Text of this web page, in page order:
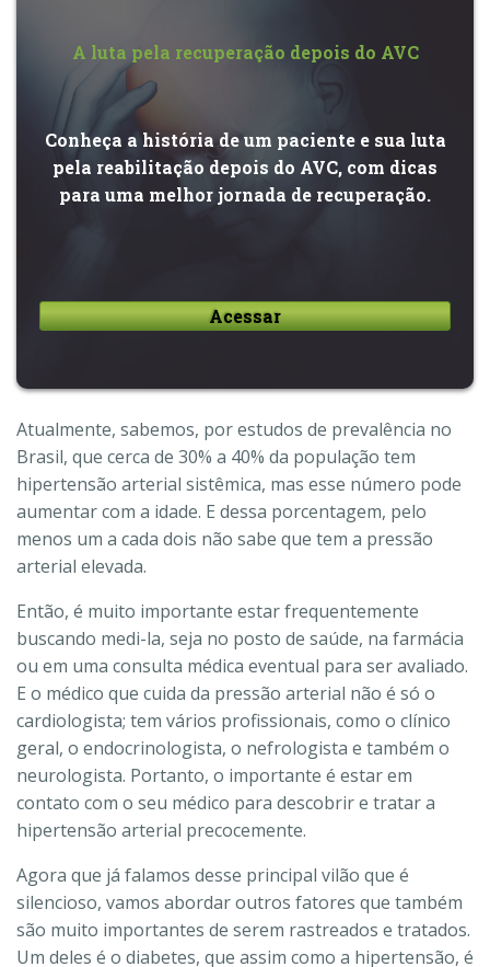
A luta pela recuperação depois do AVC
Conheça a história de um paciente e sua luta
pela reabilitação depois do AVC, com dicas
para uma melhor jornada de recuperação.
Acessar
Atualmente, sabemos, por estudos de prevalência no
Brasil, que cerca de 30% a 40% da população tem
hipertensão arterial sistêmica, mas esse número pode
aumentar com a idade. E dessa porcentagem, pelo
menos um a cada dois não sabe que tem a pressão
arterial elevada.
Então, é muito importante estar frequentemente
buscando medi-la, seja no posto de saúde, na farmácia
ou em uma consulta médica eventual para ser avaliado.
E o médico que cuida da pressão arterial não é só o
cardiologista; tem vários profissionais, como o clínico
geral, o endocrinologista, o nefrologista e também o
neurologista. Portanto, o importante é estar em
contato com o seu médico para descobrir e tratar a
hipertensão arterial precocemente.
Agora que já falamos desse principal vilão que é
silencioso, vamos abordar outros fatores que também
são muito importantes de serem rastreados e tratados.
Um deles é o diabetes, que assim como a hipertensão, é